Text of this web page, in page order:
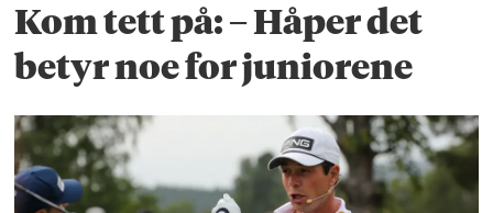
Kom tett på: – Håper det
betyr noe for juniorene